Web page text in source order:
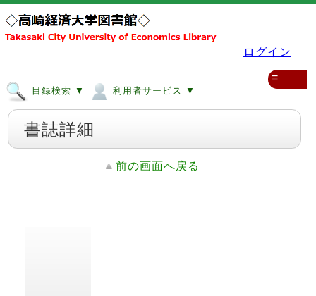
ログイン
目録検索 ▼ 利用者サービス ▼
≡
書誌詳細
前の画面へ戻る